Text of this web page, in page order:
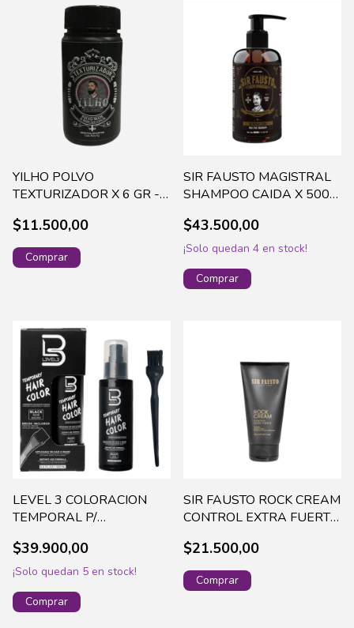
YILHO POLVO
TEXTURIZADOR X 6 GR -
$11.500,00
SIR FAUSTO MAGISTRAL
SHAMPOO CAIDA X 500
$43.500,00
¡Solo quedan 4 en stock!
LEVEL 3 COLORACION
TEMPORAL P/
ML - 18369001
$39.900,00
¡Solo quedan 5 en stock!
SIR FAUSTO ROCK CREAM
CONTROL EXTRA FUERTE
$21.500,00